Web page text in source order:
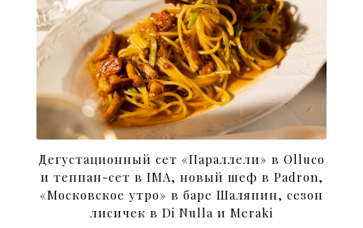
Дегустационный сет «Параллели» в Olluco
и теппан-сет в IMA, новый шеф в Padron,
«Московское утро» в баре Шаляпин, сезон
лисичек в Di Nulla и Meraki